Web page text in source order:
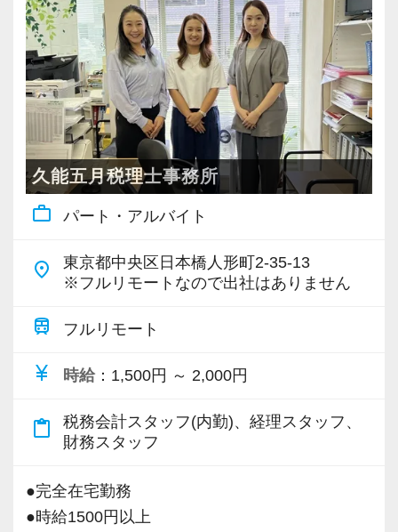
「応募する」からお気軽にご連絡ください。
・一般企業～医療・学校法人まで対応
・個人～大企業まで幅広く経験可能
・税務顧問＋資産税に関与
・相続／事業承継／M&Aにも対応
＜成長中の税理士法人＞
・全国14拠点で事業展開
・従業員240名以上に拡大
・会計・税務・財務・労務まで対応
・書籍購入費／研修費は全額会社負担
・資格取得を目指す社員が多数
＜募集の背景＞
・事業拡大に伴う増員募集
・組織力強化に向けた採用
・将来の中核人材を募集
久能五月税理士事務所
work_outline パート・アルバイト
place
東京都中央区日本橋人形町2-35-13
※フルリモートなので出社はありません
train フルリモート
currency_yen 時給 ：1,500円 ～ 2,000円
content_paste
税務会計スタッフ(内勤)、経理スタッフ、
財務スタッフ
●完全在宅勤務
●時給1500円以上